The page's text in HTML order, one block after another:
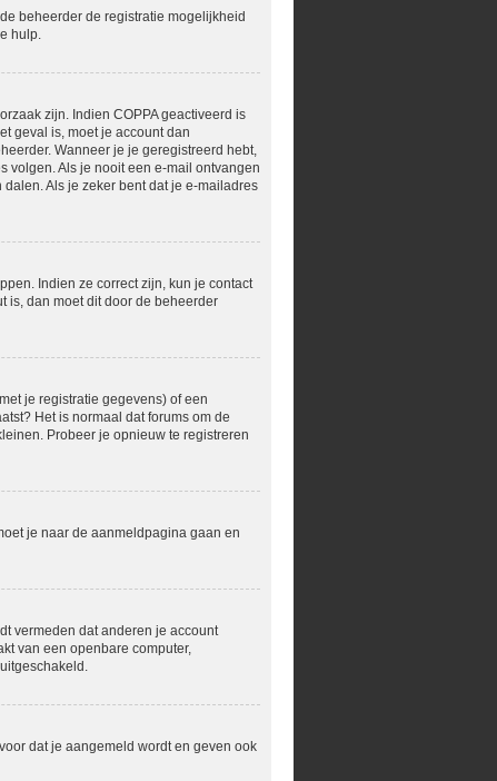
beheerder de registratie mogelijkheid
hulp.
zijn. Indien COPPA geactiveerd is
geval is, moet je account dan
Wanneer je je geregistreerd hebt,
volgen. Als je nooit een e-mail ontvangen
Als je zeker bent dat je e-mailadres
Indien ze correct zijn, kun je contact
is, dan moet dit door de beheerder
je registratie gegevens) of een
Het is normaal dat forums om de
Probeer je opnieuw te registreren
je naar de aanmeldpagina gaan en
vermeden dat anderen je account
van een openbare computer,
dat je aangemeld wordt en geven ook